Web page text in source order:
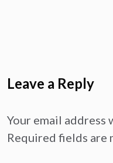
Leave a Reply
Your email
Required fields are